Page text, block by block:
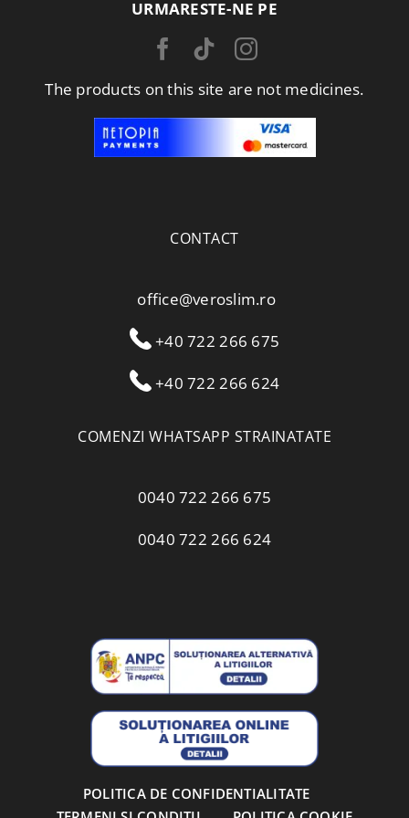
URMARESTE-NE PE
The products on this site are not medicines.
CONTACT
office@veroslim.ro
+40 722 266 675
+40 722 266 624
COMENZI WHATSAPP STRAINATATE
0040 722 266 675
0040 722 266 624
POLITICA DE CONFIDENTIALITATE